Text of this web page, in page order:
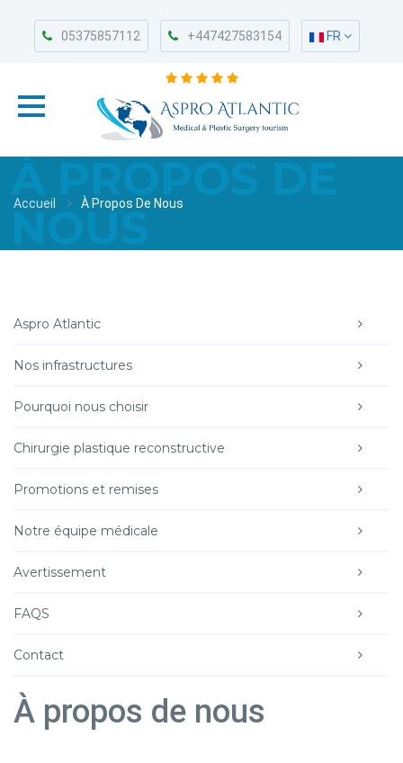
05375857112 +447427583154 FR
NOUS
Accueil À Propos De Nous
Aspro Atlantic
Nos infrastructures
Pourquoi nous choisir
Chirurgie plastique reconstructive
Promotions et remises
Notre équipe médicale
Avertissement
FAQS
Contact
À propos de nous